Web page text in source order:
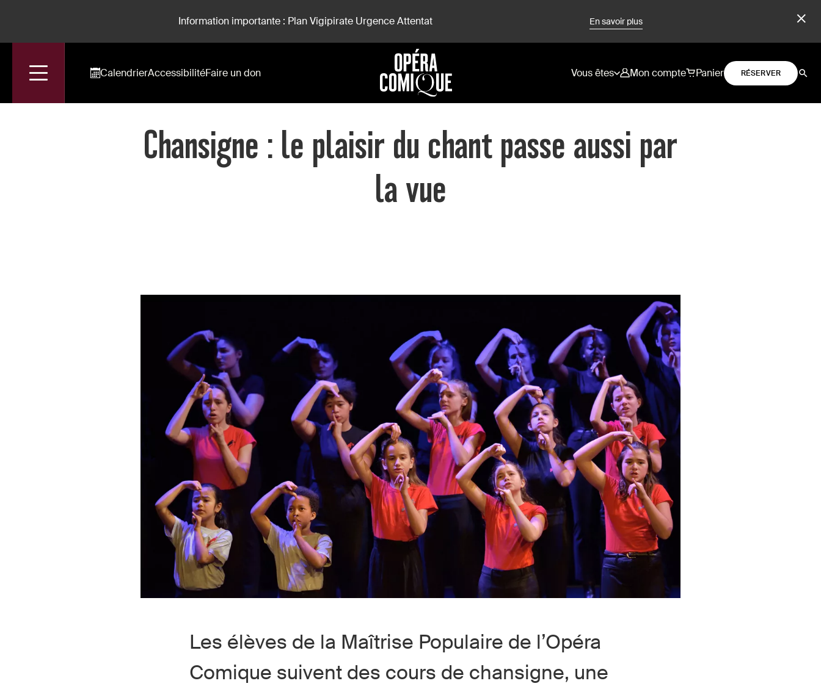
Information importante : Plan Vigipirate Urgence Attentat En savoir plus
CalendrierAccessibilitéFaire un don Vous êtes Mon compte Panier RÉSERVER
Accueil Chansigne : Le Plaisir Du Chant Passe Aussi Par La Vue
Chansigne : le plaisir du chant passe aussi par
la vue
Les élèves de la Maîtrise Populaire de l’Opéra
Comique suivent des cours de chansigne, une